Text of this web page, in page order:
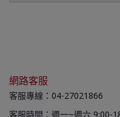
網路客服
客服專線：04-27021866